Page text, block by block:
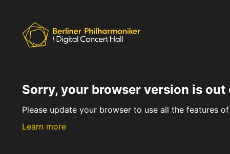
Sorry, your browser version is out
Please update your browser to use all the features
Learn more